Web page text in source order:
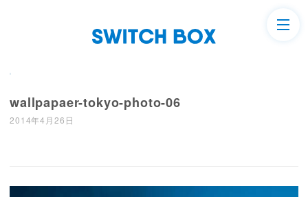
wallpapaer-tokyo-photo-06
2014年4月26日